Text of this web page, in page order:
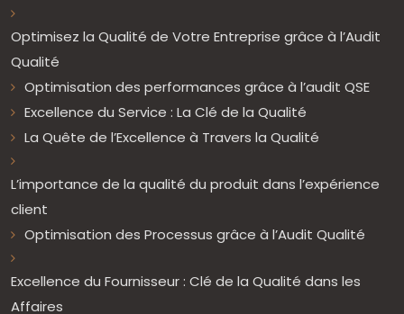
Optimisez la Qualité de Votre Entreprise grâce à l’Audit
Qualité
Optimisation des performances grâce à l’audit QSE
Excellence du Service : La Clé de la Qualité
La Quête de l’Excellence à Travers la Qualité
L’importance de la qualité du produit dans l’expérience
client
Optimisation des Processus grâce à l’Audit Qualité
Excellence du Fournisseur : Clé de la Qualité dans les
Affaires